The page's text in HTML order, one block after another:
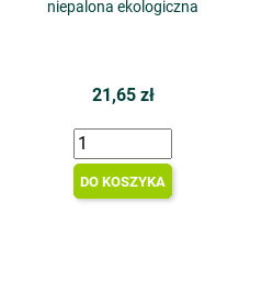
niepalona ekologiczna
21,65 zł
DO KOSZYKA